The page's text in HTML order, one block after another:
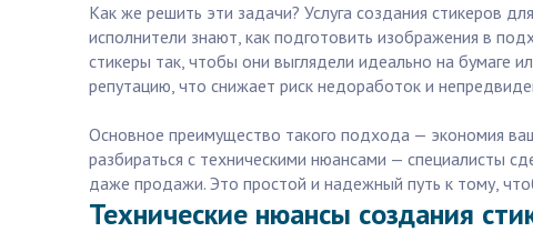
Как же решить эти задачи? Услуга создания стикеров
исполнители знают, как подготовить изображения в
стикеры так, чтобы они выглядели идеально на бумаге
репутацию, что снижает риск недоработок и
Основное преимущество такого подхода — экономия
разбираться с техническими нюансами — специалисты
даже продажи. Это простой и надежный путь к тому,
Технические нюансы создания